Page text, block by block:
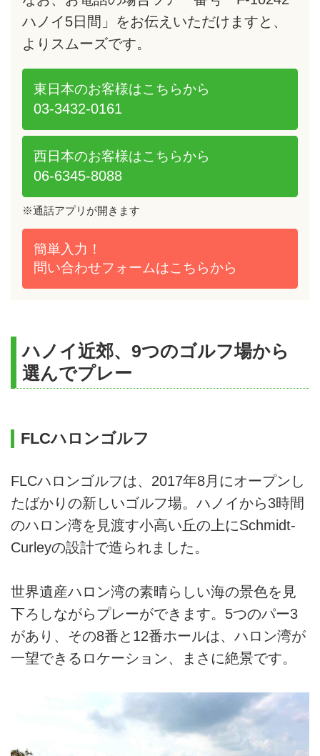
出発まで自由行動。お部屋は18時までご利用いた
だけます
夜、現地係員が出迎え混乗車にて空港へご案内
＊現地出発時間は日本帰着日の未明となります
が、便宜上「機内泊」としております
機内泊
5日目
ベトナム航空にてハノイ00:20頃発 ✈ 成田・中部・
関空06:40～07:35頃着
5/1～5/4, 7/22
8/8～8/13, 9/18～9/20
251,000
5/6 165,000 195,000
7/23, 7/24, 8/7, 9/17
247,000
4/1～9/30
ホテル
出発日／発着地
成 田 中 部
4/1～4/9, 7/26～8/5
4/10～4/24, 5/7～7/17
8/30～9/16, 9/23～9/30
154,000 152,000
4/25～4/27, 7/18
190,000 188,000
4/28, 5/5, 7/19～7/21
5/1～5/4, 7/22
8/8～8/13, 9/18～9/20
245,000 243,000
5/6 158,000 188,000
7/23, 7/24, 8/7, 9/17
239,000
延泊代金（1名様1泊あたり）
4/1～9/30
7,000
エコノミークラス利用／1室2名利用時の1名様代金 (単位：円)
現地係員費用
超過手荷物料金（航空会社チェックインバ
ゲージに対して、規定の重量を超えた場
合）
クリーニング代、電報、電話料、その他個
人的性質の諸費用及びサービス料
傷害、疾病に関する医療費
渡航手続き費用、旅券印紙代、渡航手続き
手数料、出入国記録書類、旅券申請書類、
査証（VISA、ESTA）作成代行費用
追加ゴルフ代
レンタルクラブ、レンタルシューズ、練習
オプショナルツアー代
延泊代金
各種チップ
海外旅行傷害保険料金（任意保険）
その他日程表に明示されていないもの
ハノイ5日間」をお伝えいただけますと、
よりスムーズです。
東日本のお客様はこちらから
03-3432-0161
西日本のお客様はこちらから
06-6345-8088
簡単入力！
問い合わせフォームはこちらから
※通話アプリが開きます
ハノイ近郊、9つのゴルフ場から
選んでプレー
FLCハロンゴルフ
FLCハロンゴルフは、2017年8月にオープンし
たばかりの新しいゴルフ場。ハノイから3時間
のハロン湾を見渡す小高い丘の上にSchmidt-
Curleyの設計で造られました。
世界遺産ハロン湾の素晴らしい海の景色を見
下ろしながらプレーができます。5つのパー3
があり、その8番と12番ホールは、ハロン湾が
一望できるロケーション、まさに絶景です。